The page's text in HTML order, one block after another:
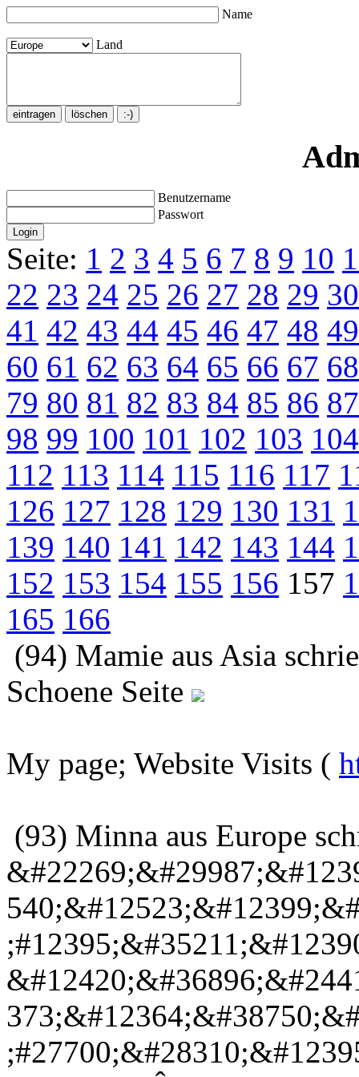
Name
Land
Benutzername
Passwort
Seite: 1 2 3 4 5 6 7 8 9 10
22 23 24 25 26 27 28 29 30
41 42 43 44 45 46 47 48 49
60 61 62 63 64 65 66 67 68
79 80 81 82 83 84 85 86 87
98 99 100 101 102 103 104
112 113 114 115 116 117
126 127 128 129 130 131
139 140 141 142 143 144
152 153 154 155 156 157
165 166
(94) Mamie aus Asia
Schoene Seite
My page; Website Visits (
(93) Minna aus Europe